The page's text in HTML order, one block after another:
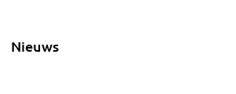
Nieuws